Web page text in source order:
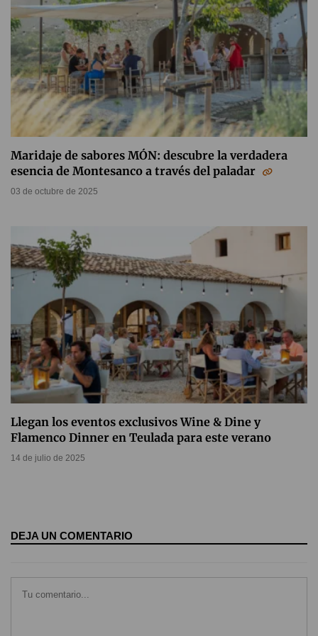
Maridaje de sabores MÓN: descubre la verdadera
esencia de Montesanco a través del paladar
03 de octubre de 2025
Llegan los eventos exclusivos Wine & Dine y
Flamenco Dinner en Teulada para este verano
14 de julio de 2025
DEJA UN COMENTARIO